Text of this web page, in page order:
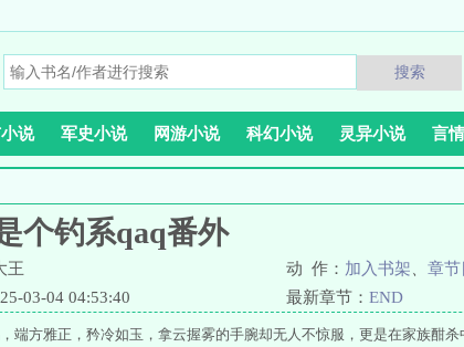
搜索
说 军史小说 网游小说 科幻小说 灵异小说 言
个钓系qaq番外
王 动 作： 加入书架 章节
03-04 04:53:40
最新章节： END
端方雅正，矜冷如玉，拿云握雾的手腕却无人不惊服，更是在家族酣